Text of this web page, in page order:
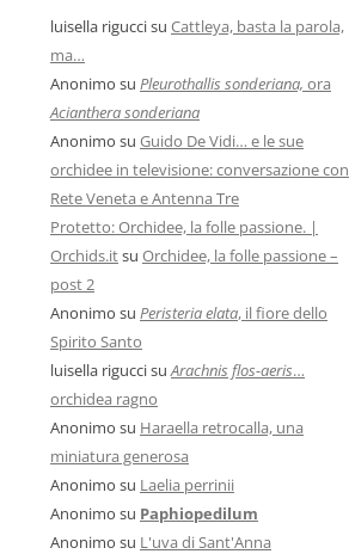
luisella riguccisu Cattleya, basta la parola,
ma…
Anonimo su Pleurothallis sonderiana, ora
Acianthera sonderiana
Anonimo su Guido De Vidi… e le sue
orchidee in televisione: conversazione con
Rete Veneta e Antenna Tre
Protetto: Orchidee, la folle passione. |
Orchids.itsu Orchidee, la folle passione –
post 2
Anonimo su Peristeria elata, il fiore dello
Spirito Santo
luisella riguccisuArachnis flos-aeris…
orchidea ragno
Anonimo su Haraella retrocalla, una
miniatura generosa
Anonimo su Laelia perrinii
Anonimo su Paphiopedilum
Anonimo su L'uva di Sant'Anna